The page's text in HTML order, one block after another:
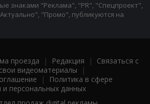
знаками "Реклама", "PR", "Спецпроект",
"Промо", публикуются на
проезда | Редакция | Связаться с
видеоматериалы |
|
Политика в сфере
персональных данных